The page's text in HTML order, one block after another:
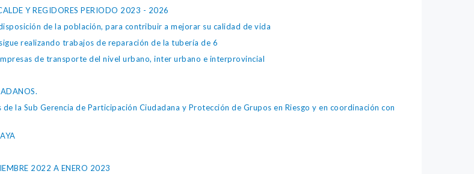
Y REGIDORES PERIODO 2023 - 2026
de la población, para contribuir a mejorar su calidad de vida
realizando trabajos de reparación de la tubería de 6
de transporte del nivel urbano, inter urbano e interprovincial
la Sub Gerencia de Participación Ciudadana y Protección de Grupos en Riesgo y en coordinación con
2022 A ENERO 2023